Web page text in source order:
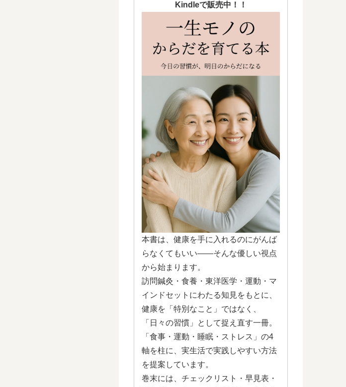
Kindleで販売中！！
本書は、健康を手に入れるのにがんば
らなくてもいい——そんな優しい視点
から始まります。
訪問鍼灸・食養・東洋医学・運動・マ
インドセットにわたる知見をもとに、
健康を「特別なこと」ではなく、
「日々の習慣」として捉え直す一冊。
「食事・運動・睡眠・ストレス」の4
軸を柱に、実生活で実践しやすい方法
を提案しています。
巻末には、チェックリスト・早見表・